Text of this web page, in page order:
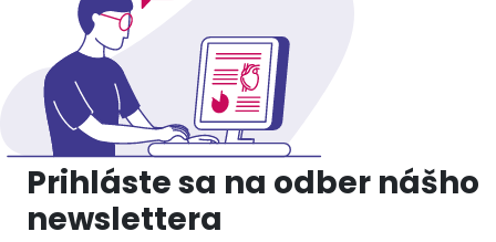
Prihláste sa na odber nášho
newslettera